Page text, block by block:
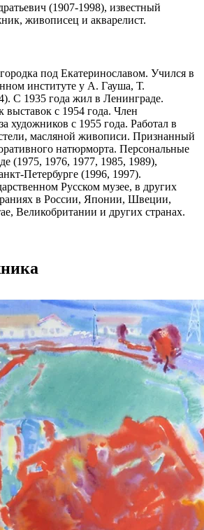
(1907-1998), известный
живописец и акварелист.
под Екатеринославом. Учился в
институте у А. Гауша, Т.
С 1935 года жил в Ленинграде.
с 1954 года. Член
художников с 1955 года. Работал в
масляной живописи. Признанный
натюрморта. Персональные
(1975, 1976, 1977, 1985, 1989),
Петербурге (1996, 1997).
Русском музее, в других
в России, Японии, Швеции,
Великобритании и других странах.